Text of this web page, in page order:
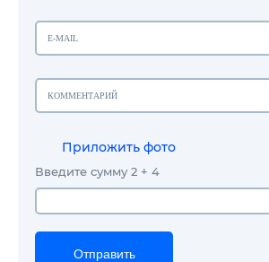
Приложить фото
Введите сумму 2 + 4
Отправить
Отправить
Отправить